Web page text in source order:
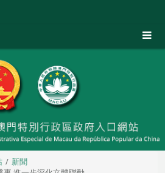
新聞